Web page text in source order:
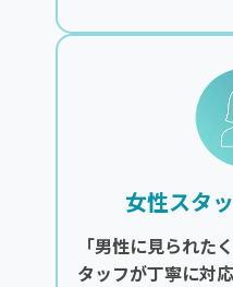
女性スタ
「男性に見られた
タッフが丁寧に対応